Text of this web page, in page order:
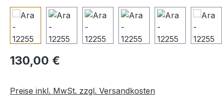
Regulärer Preis:
130,00 €
Preise inkl. MwSt. zzgl. Versandkosten